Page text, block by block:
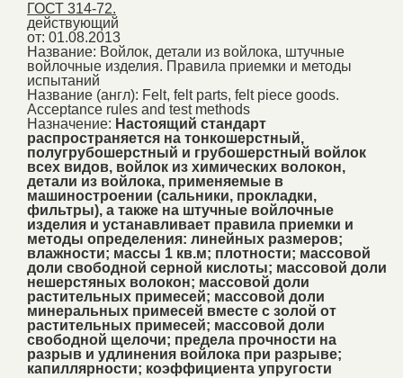
ГОСТ 314-72.
действующий
от: 01.08.2013
Название: Войлок, детали из войлока, штучные
войлочные изделия. Правила приемки и методы
испытаний
Название (англ): Felt, felt parts, felt piece goods.
Acceptance rules and test methods
Назначение: Настоящий стандарт
распространяется на тонкошерстный,
полугрубошерстный и грубошерстный войлок
всех видов, войлок из химических волокон,
детали из войлока, применяемые в
машиностроении (сальники, прокладки,
фильтры), а также на штучные войлочные
изделия и устанавливает правила приемки и
методы определения: линейных размеров;
влажности; массы 1 кв.м; плотности; массовой
доли свободной серной кислоты; массовой доли
нешерстяных волокон; массовой доли
растительных примесей; массовой доли
минеральных примесей вместе с золой от
растительных примесей; массовой доли
свободной щелочи; предела прочности на
разрыв и удлинения войлока при разрыве;
капиллярности; коэффициента упругости